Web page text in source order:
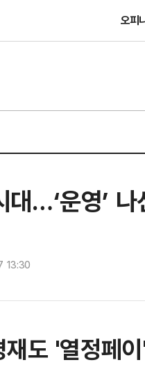
오피
대…‘운영’
13:30
도 '열정페